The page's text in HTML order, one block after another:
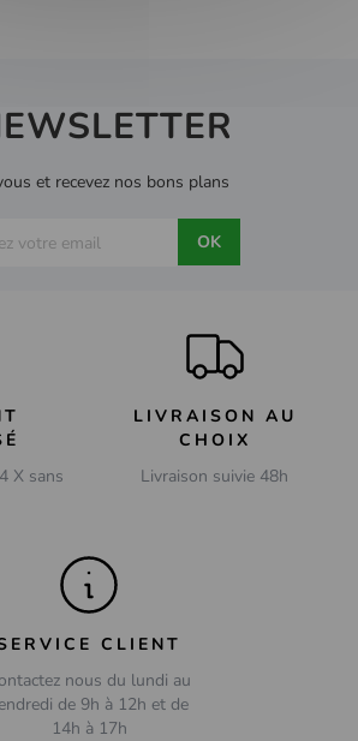
et recevez nos bons plans
OK
X sans
LIVRAISON AU
CHOIX
Livraison suivie 48h
CLIENT
nous du lundi au
de 9h à 12h et de
14h à 17h